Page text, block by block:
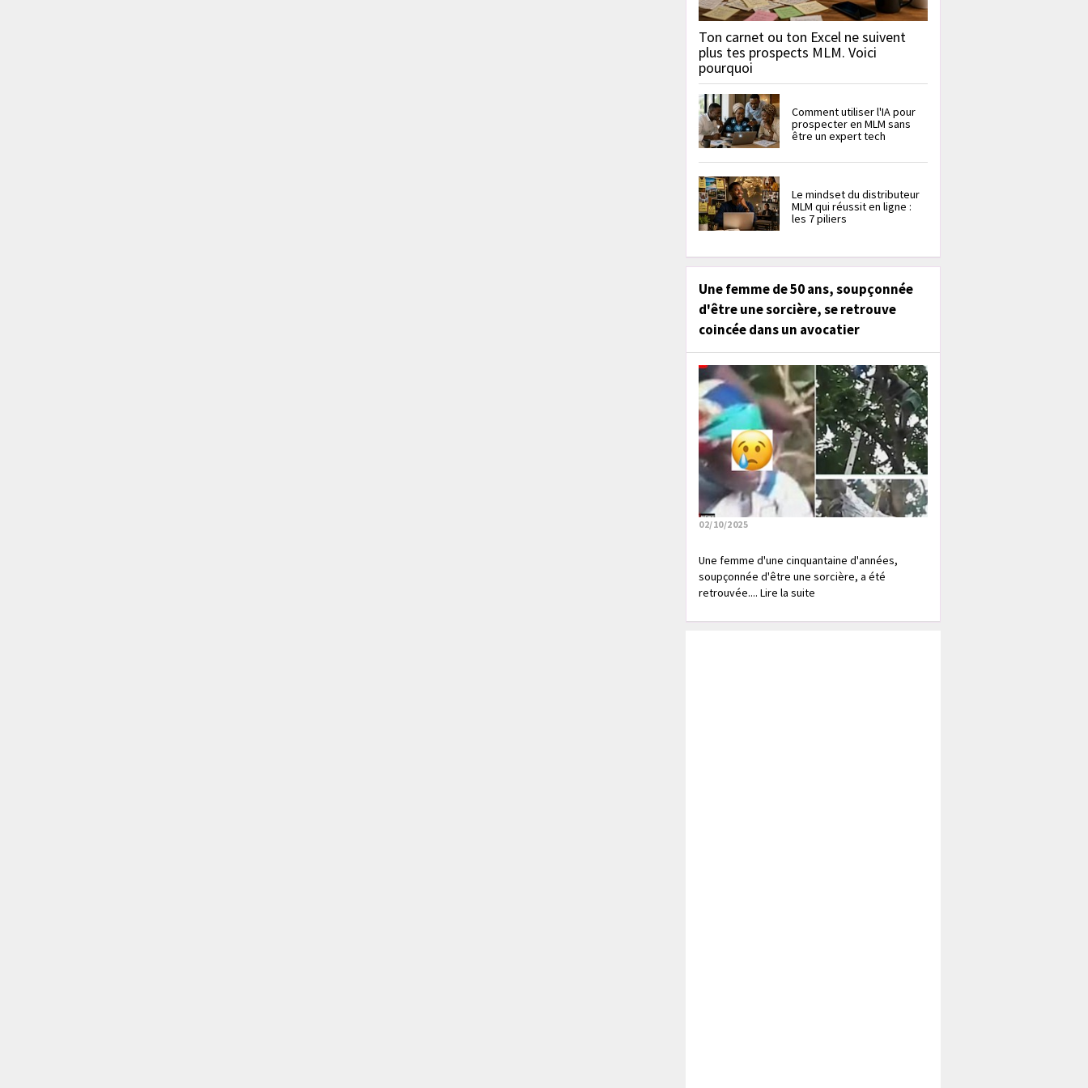
Ton carnet ou ton Excel ne suivent
plus tes prospects MLM. Voici
pourquoi
Comment utiliser l'IA pour
prospecter en MLM sans
être un expert tech
Le mindset du distributeur
MLM qui réussit en ligne :
les 7 piliers
Une femme de 50 ans, soupçonnée
d'être une sorcière, se retrouve
coincée dans un avocatier
02/10/2025
Une femme d'une cinquantaine d'années,
soupçonnée d'être une sorcière, a été
retrouvée.... Lire la suite